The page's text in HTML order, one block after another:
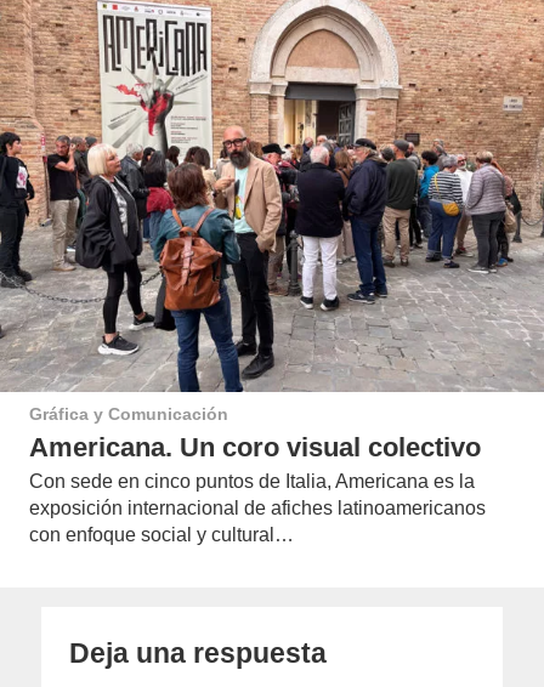
Gráfica y Comunicación
Americana. Un coro visual colectivo
Con sede en cinco puntos de Italia, Americana es la
exposición internacional de afiches latinoamericanos
con enfoque social y cultural…
Deja una respuesta